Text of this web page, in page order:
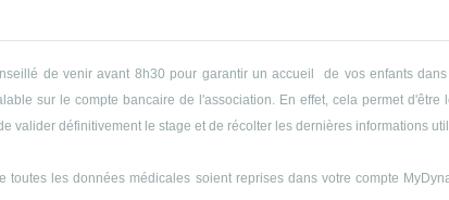
de venir avant 8h30 pour garantir un accueil de vos enfants
sur le compte bancaire de l'association. En effet, cela permet
valider définitivement le stage et de récolter les dernières informations
toutes les données médicales soient reprises dans votre compte